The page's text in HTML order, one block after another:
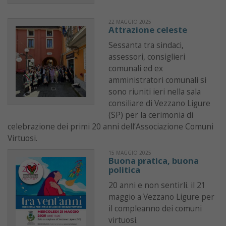
22 MAGGIO 2025
Attrazione celeste
Sessanta tra sindaci,
assessori, consiglieri
comunali ed ex
amministratori comunali si
sono riuniti ieri nella sala
consiliare di Vezzano Ligure
(SP) per la cerimonia di
celebrazione dei primi 20 anni dell’Associazione Comuni
Virtuosi.
15 MAGGIO 2025
Buona pratica, buona
politica
20 anni e non sentirli. il 21
maggio a Vezzano Ligure per
il compleanno dei comuni
virtuosi.